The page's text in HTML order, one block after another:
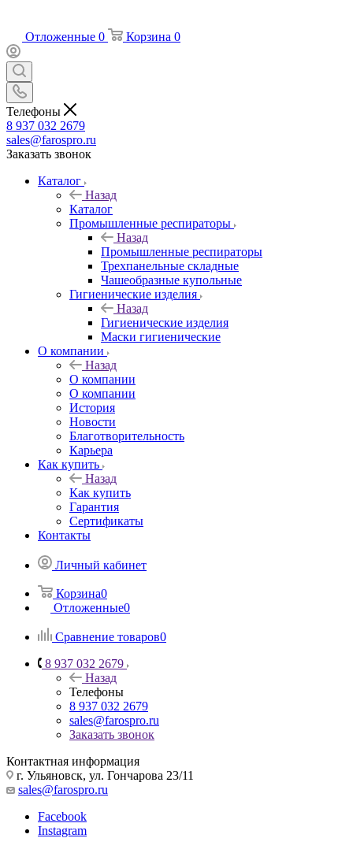
Отложенные 0 Корзина 0
Телефоны
8 937 032 2679
sales@farospro.ru
Заказать звонок
Каталог
Назад
Каталог
Промышленные респираторы
Назад
Промышленные респираторы
Трехпанельные складные
Чашеобразные купольные
Гигиенические изделия
Назад
Гигиенические изделия
Маски гигиенические
О компании
Назад
О компании
О компании
История
Новости
Благотворительность
Карьера
Как купить
Назад
Как купить
Гарантия
Сертификаты
Контакты
Личный кабинет
Корзина0
Отложенные0
Сравнение товаров0
8 937 032 2679
Назад
Телефоны
8 937 032 2679
sales@farospro.ru
Заказать звонок
Контактная информация
г. Ульяновск, ул. Гончарова 23/11
sales@farospro.ru
Facebook
Instagram